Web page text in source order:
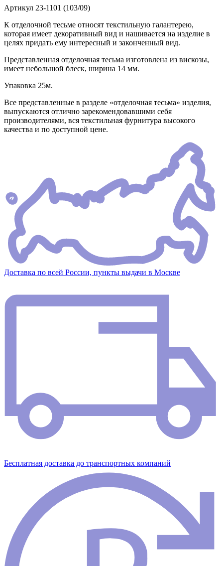
Артикул 23-1101 (103/09)
К отделочной тесьме относят текстильную галантерею,
которая имеет декоративный вид и нашивается на изделие в
целях придать ему интересный и законченный вид.
Представленная отделочная тесьма изготовлена из вискозы,
имеет небольшой блеск, ширина 14 мм.
Упаковка 25м.
Все представленные в разделе «отделочная тесьма» изделия,
выпускаются отлично зарекомендовавшими себя
производителями, вся текстильная фурнитура высокого
качества и по доступной цене.
Доставка по всей России, пункты выдачи в Москве
Бесплатная доставка до транспортных компаний